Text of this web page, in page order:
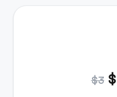
$3 $